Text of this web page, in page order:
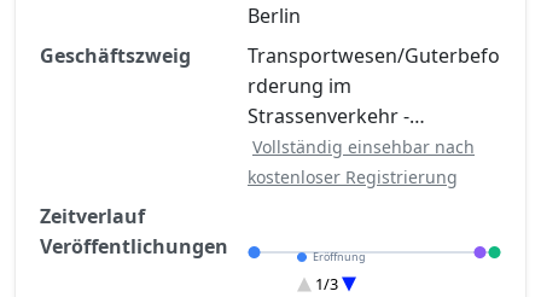
Jetzt kostenlos registrieren
Berlin
Geschäftszweig
Transportwesen/Guterbefo
rderung im
Strassenverkehr -…
Vollständig einsehbar nach
kostenloser Registrierung
Zeitverlauf
Veröffentlichungen
Eröffnung
Verteilungsverzeichnisse
1/3